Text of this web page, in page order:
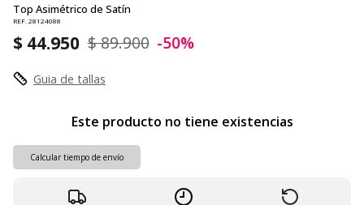
Top Asimétrico de Satín
REF. 28124088
$ 44.950 $ 89.900 -50%
Guia de tallas
Este producto no tiene existencias
Calcular tiempo de envío